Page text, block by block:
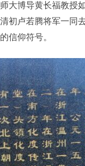
大博导黄长福教授
初卢若腾将军一同
信仰符号。